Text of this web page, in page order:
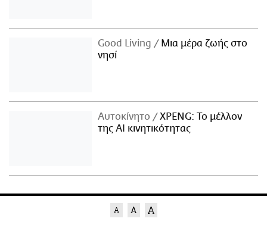
Good Living
Μια μέρα ζωής στο
νησί
Αυτοκίνητο
XPENG: Το μέλλον
της AI κινητικότητας